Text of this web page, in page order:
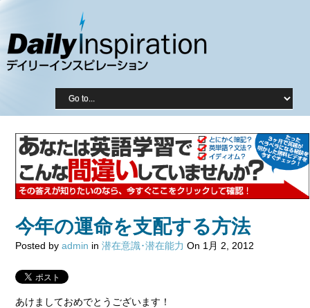
今年の運命を支配する方法
Posted by admin in 潜在意識･潜在能力 On 1月 2, 2012
あけましておめでとうございます！